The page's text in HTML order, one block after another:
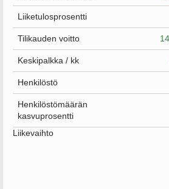
Liiketulosprosentti
Tilikauden voitto
Keskipalkka / kk
Henkilöstö
Henkilöstömäärän
kasvuprosentti
Liikevaihto